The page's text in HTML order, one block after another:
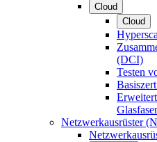
Cloud
Cloud
(DCI)
Testen
Netzwerkausrüster